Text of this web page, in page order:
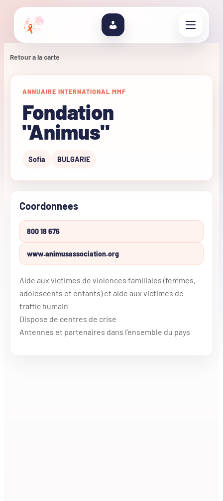
Retour a la carte
ANNUAIRE INTERNATIONAL MMF
Fondation
"Animus"
Sofia BULGARIE
Coordonnees
800 18 676
www.animusassociation.org
Aide aux victimes de violences familiales (femmes,
adolescents et enfants) et aide aux victimes de
traffic humain
Dispose de centres de crise
Antennes et partenaires dans l’ensemble du pays